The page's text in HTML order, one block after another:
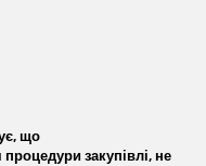
що
закупівлі, не